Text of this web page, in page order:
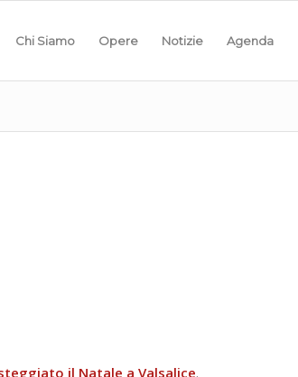
Chi Siamo Opere Notizie Agenda
il Natale a Valsalice.